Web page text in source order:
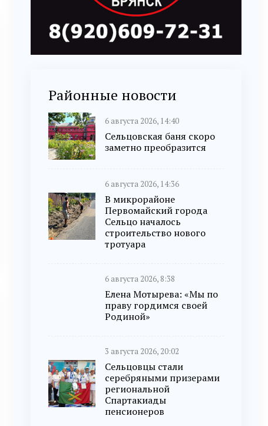
Районные новости
6 августа 2026, 14:40
Сельцовская баня скоро
заметно преобразится
6 августа 2026, 14:36
В микрорайоне
Первомайский города
Сельцо началось
строительство нового
тротуара
6 августа 2026, 8:38
Елена Мотырева: «Мы по
праву гордимся своей
Родиной»
3 августа 2026, 20:02
Сельцовцы стали
серебряными призерами
региональной
Спартакиады
пенсионеров